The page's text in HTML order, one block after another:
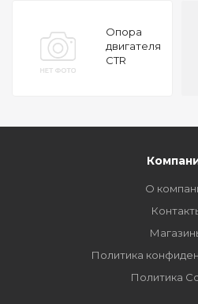
Опора
двигателя
CTR
О
Политика
Политика